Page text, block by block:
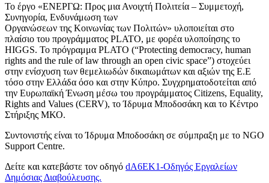
Το έργο «ΕΝΕΡΓΩ: Προς μια Ανοιχτή Πολιτεία – Συμμετοχή,
Συνηγορία, Ενδυνάμωση των
Οργανώσεων της Κοινωνίας των Πολιτών» υλοποιείται στο
πλαίσιο του προγράμματος PLATO, με φορέα υλοποίησης το
HIGGS. Το πρόγραμμα PLATO (“Protecting democracy, human
rights and the rule of law through an open civic space”) στοχεύει
στην ενίσχυση των θεμελιωδών δικαιωμάτων και αξιών της Ε.Ε
τόσο στην Ελλάδα όσο και στην Κύπρο. Συγχρηματοδοτείται από
την Ευρωπαϊκή Ένωση μέσω του προγράμματος Citizens, Equality,
Rights and Values (CERV), το Ίδρυμα Μποδοσάκη και το Κέντρο
Στήριξης ΜΚΟ.
Συντονιστής είναι το Ίδρυμα Μποδοσάκη σε σύμπραξη με το NGO
Support Centre.
Δείτε και κατεβάστε τον οδηγό dA6EK1-Οδηγός Εργαλείων
Δημόσιας Διαβούλευσης.